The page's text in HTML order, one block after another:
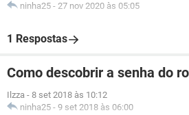
ninha25 - 27 nov 2020 às 05:05
1 Respostas
Como descobrir a senha do
Ilzza - 8 set 2018 às 10:12
ninha25 - 9 set 2018 às 06:00